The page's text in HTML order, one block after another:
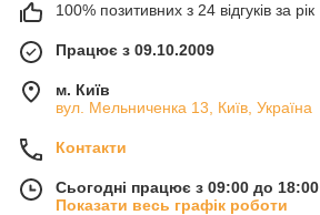
100% позитивних з 24 відгуків за рік
Працює з 09.10.2009
м. Київ
вул. Мельниченка 13, Київ, Україна
Контакти
Сьогодні працює з 09:00 до 18:00
Показати весь графік роботи